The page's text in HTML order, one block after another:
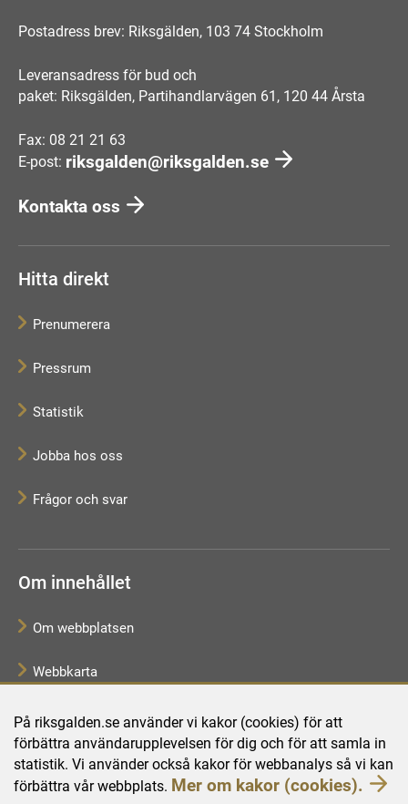
På riksgalden.se använder vi kakor (cookies) för att
förbättra användarupplevelsen för dig och för att samla in
statistik. Vi använder också kakor för webbanalys så vi kan
förbättra vår webbplats. Mer om kakor (cookies).
Postadress brev: Riksgälden, 103 74 Stockholm
Leveransadress för bud och
paket: Riksgälden, Partihandlarvägen 61, 120 44 Årsta
Fax: 08 21 21 63
E-post: riksgalden@riksgalden.se
Kontakta oss
Hitta direkt
Prenumerera
Pressrum
Statistik
Jobba hos oss
Frågor och svar
Om innehållet
Om webbplatsen
Webbkarta
Tillgänglighetsredogörelse
Behandling av personuppgifter